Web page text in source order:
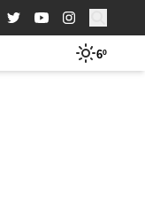
Buscar:
6º